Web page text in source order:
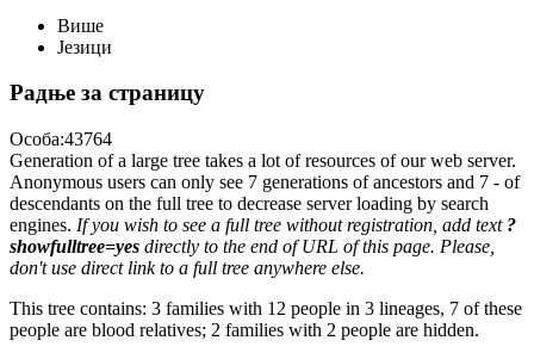
Више
Језици
Радње за страницу
Особа:43764
Generation of a large tree takes a lot of resources of our web server.
Anonymous users can only see 7 generations of ancestors and 7 - of
descendants on the full tree to decrease server loading by search
engines. If you wish to see a full tree without registration, add text ?
showfulltree=yes directly to the end of URL of this page. Please,
don't use direct link to a full tree anywhere else.
This tree contains: 3 families with 12 people in 3 lineages, 7 of these
people are blood relatives; 2 families with 2 people are hidden.